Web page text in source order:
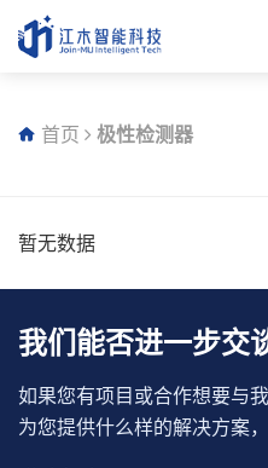
首页 极性检测器
暂无数据
我们能否进一步交
如果您有项目或合作想要与
为您提供什么样的解决方案